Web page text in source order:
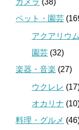
カメラ (38)
ペット・園芸
アクアリウム
園芸 (32)
楽器・音楽 (27)
ウクレレ
オカリナ
料理・グルメ